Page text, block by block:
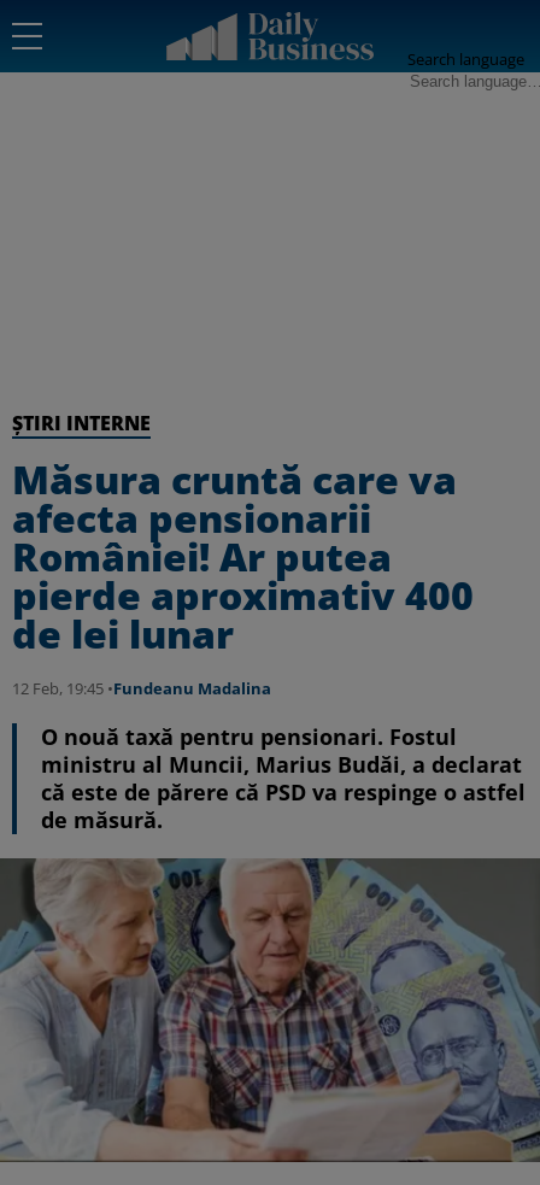
Search language
ȘTIRI INTERNE
Măsura cruntă care va
afecta pensionarii
României! Ar putea
pierde aproximativ 400
de lei lunar
12 Feb, 19:45 •Fundeanu Madalina
O nouă taxă pentru pensionari. Fostul
ministru al Muncii, Marius Budăi, a declarat
că este de părere că PSD va respinge o astfel
de măsură.